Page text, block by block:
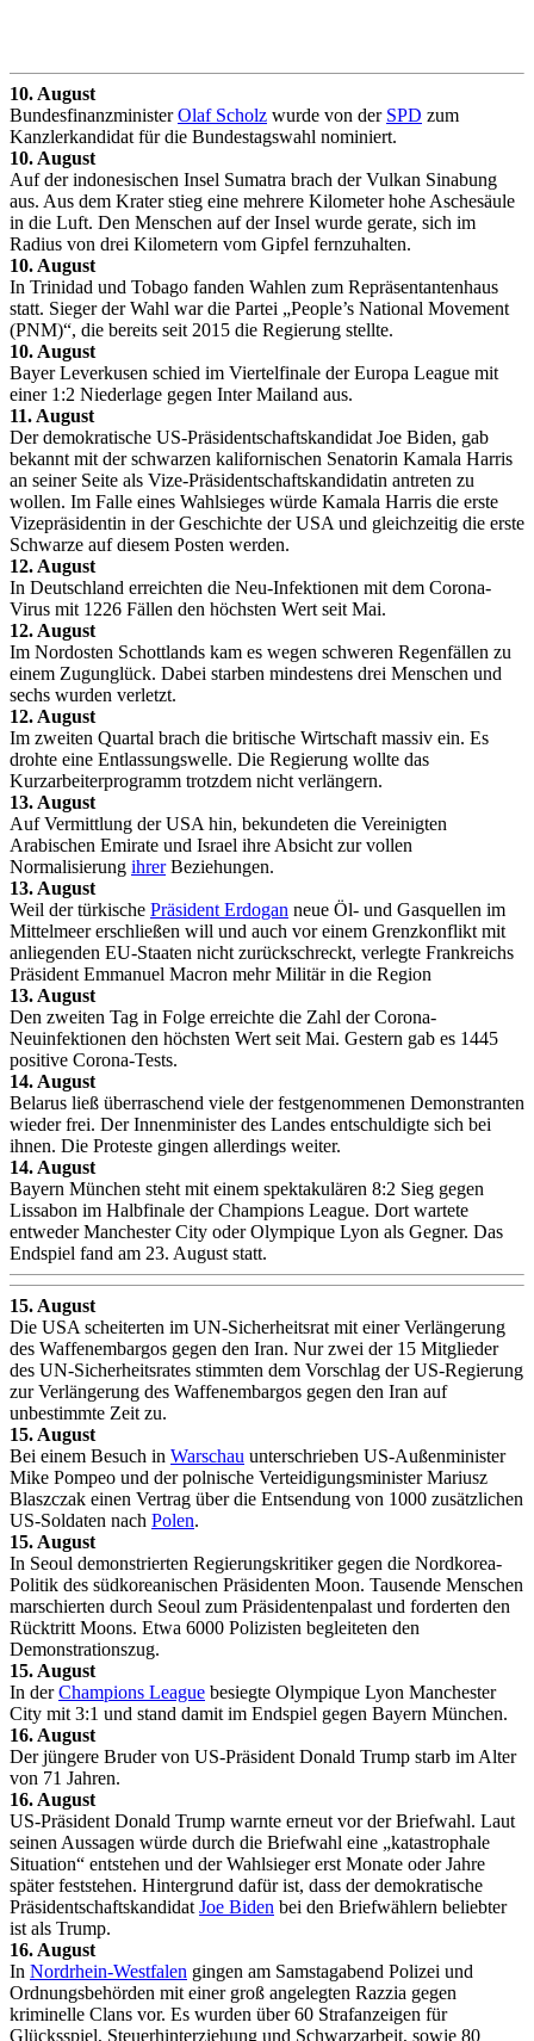
10. August
BundesfinanzministerOlaf Scholz wurde von der SPD zum
Kanzlerkandidat für die Bundestagswahl nominiert.
10. August
Auf der indonesischen Insel Sumatra brach der Vulkan Sinabung
aus. Aus dem Krater stieg eine mehrere Kilometer hohe Aschesäule
in die Luft. Den Menschen auf der Insel wurde gerate, sich im
Radius von drei Kilometern vom Gipfel fernzuhalten.
10. August
In Trinidad und Tobago fanden Wahlen zum Repräsentantenhaus
statt. Sieger der Wahl war die Partei „People’s National Movement
(PNM)“, die bereits seit 2015 die Regierung stellte.
10. August
Bayer Leverkusen schied im Viertelfinale der Europa League mit
einer 1:2 Niederlage gegen Inter Mailand aus.
11. August
Der demokratische US-Präsidentschaftskandidat Joe Biden, gab
bekannt mit der schwarzen kalifornischen Senatorin Kamala Harris
an seiner Seite als Vize-Präsidentschaftskandidatin antreten zu
wollen. Im Falle eines Wahlsieges würde Kamala Harris die erste
Vizepräsidentin in der Geschichte der USA und gleichzeitig die erste
Schwarze auf diesem Posten werden.
12. August
In Deutschland erreichten die Neu-Infektionen mit dem Corona-
Virus mit 1226 Fällen den höchsten Wert seit Mai.
12. August
Im Nordosten Schottlands kam es wegen schweren Regenfällen zu
einem Zugunglück. Dabei starben mindestens drei Menschen und
sechs wurden verletzt.
12. August
Im zweiten Quartal brach die britische Wirtschaft massiv ein. Es
drohte eine Entlassungswelle. Die Regierung wollte das
Kurzarbeiterprogramm trotzdem nicht verlängern.
13. August
Auf Vermittlung der USA hin, bekundeten die Vereinigten
Arabischen Emirate und Israel ihre Absicht zur vollen
Normalisierung ihrerBeziehungen.
13. August
Weil der türkische Präsident Erdogan neue Öl- und Gasquellen im
Mittelmeer erschließen will und auch vor einem Grenzkonflikt mit
anliegenden EU-Staaten nicht zurückschreckt, verlegte Frankreichs
Präsident Emmanuel Macron mehr Militär in die Region
13. August
Den zweiten Tag in Folge erreichte die Zahl der Corona-
Neuinfektionen den höchsten Wert seit Mai. Gestern gab es 1445
positive Corona-Tests.
14. August
Belarus ließ überraschend viele der festgenommenen Demonstranten
wieder frei. Der Innenminister des Landes entschuldigte sich bei
ihnen. Die Proteste gingen allerdings weiter.
14. August
Bayern München steht mit einem spektakulären 8:2 Sieg gegen
Lissabon im Halbfinale der Champions League. Dort wartete
entweder Manchester City oder Olympique Lyon als Gegner. Das
Endspiel fand am 23. August statt.
15. August
Die USA scheiterten im UN-Sicherheitsrat mit einer Verlängerung
des Waffenembargos gegen den Iran. Nur zwei der 15 Mitglieder
des UN-Sicherheitsrates stimmten dem Vorschlag der US-Regierung
zur Verlängerung des Waffenembargos gegen den Iran auf
unbestimmte Zeit zu.
15. August
Bei einem Besuch in Warschau unterschrieben US-Außenminister
Mike Pompeo und der polnische Verteidigungsminister Mariusz
Blaszczak einen Vertrag über die Entsendung von 1000 zusätzlichen
US-Soldaten nach Polen.
15. August
In Seoul demonstrierten Regierungskritiker gegen die Nordkorea-
Politik des südkoreanischen Präsidenten Moon. Tausende Menschen
marschierten durch Seoul zum Präsidentenpalast und forderten den
Rücktritt Moons. Etwa 6000 Polizisten begleiteten den
Demonstrationszug.
15. August
In derChampions League besiegte Olympique Lyon Manchester
City mit 3:1 und stand damit im Endspiel gegen Bayern München.
16. August
Der jüngere Bruder von US-Präsident Donald Trump starb im Alter
von 71 Jahren.
16. August
US-Präsident Donald Trump warnte erneut vor der Briefwahl. Laut
seinen Aussagen würde durch die Briefwahl eine „katastrophale
Situation“ entstehen und der Wahlsieger erst Monate oder Jahre
später feststehen. Hintergrund dafür ist, dass der demokratische
Präsidentschaftskandidat Joe Biden bei den Briefwählern beliebter
ist als Trump.
16. August
In Nordrhein-Westfalen gingen am Samstagabend Polizei und
Ordnungsbehörden mit einer groß angelegten Razzia gegen
kriminelle Clans vor. Es wurden über 60 Strafanzeigen für
Glücksspiel, Steuerhinterziehung und Schwarzarbeit, sowie 80